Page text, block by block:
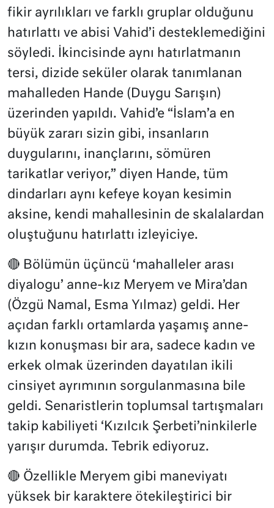
fikir ayrılıkları ve farklı gruplar olduğunu
hatırlattı ve abisi Vahid’i desteklemediğini
söyledi. İkincisinde aynı hatırlatmanın
tersi, dizide seküler olarak tanımlanan
mahalleden Hande (Duygu Sarışın)
üzerinden yapıldı. Vahid’e “İslam’a en
büyük zararı sizin gibi, insanların
duygularını, inançlarını, sömüren
tarikatlar veriyor,” diyen Hande, tüm
dindarları aynı kefeye koyan kesimin
aksine, kendi mahallesinin de skalalardan
oluştuğunu hatırlattı izleyiciye.
🔴 Bölümün üçüncü ‘mahalleler arası
diyalogu’ anne-kız Meryem ve Mira’dan
(Özgü Namal, Esma Yılmaz) geldi. Her
açıdan farklı ortamlarda yaşamış anne-
kızın konuşması bir ara, sadece kadın ve
erkek olmak üzerinden dayatılan ikili
cinsiyet ayrımının sorgulanmasına bile
geldi. Senaristlerin toplumsal tartışmaları
takip kabiliyeti ‘Kızılcık Şerbeti’ninkilerle
yarışır durumda. Tebrik ediyoruz.
🔴 Özellikle Meryem gibi maneviyatı
yüksek bir karaktere ötekileştirici bir